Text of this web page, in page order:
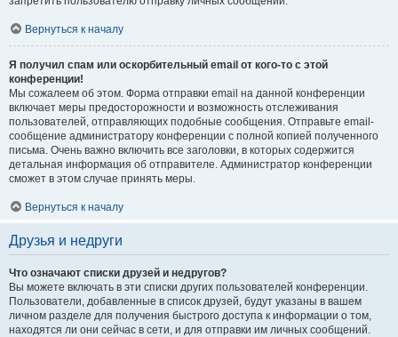
Вернуться к началу
Я получил спам или оскорбительный email от кого-то с этой
конференции!
Мы сожалеем об этом. Форма отправки email на данной конференции
включает меры предосторожности и возможность отслеживания
пользователей, отправляющих подобные сообщения. Отправьте email-
сообщение администратору конференции с полной копией полученного
письма. Очень важно включить все заголовки, в которых содержится
детальная информация об отправителе. Администратор конференции
сможет в этом случае принять меры.
Вернуться к началу
Друзья и недруги
Что означают списки друзей и недругов?
Вы можете включать в эти списки других пользователей конференции.
Пользователи, добавленные в список друзей, будут указаны в вашем
личном разделе для получения быстрого доступа к информации о том,
находятся ли они сейчас в сети, и для отправки им личных сообщений.